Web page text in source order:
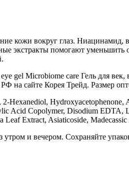
кожи вокруг глаз.
экстракты помогают
gel Microbiome care Гель для
на сайте Корея Трейд. Размер
Hexanediol,
Acid Copolymer, Disodium EDTA,
Extract, Asiaticoside,
и вечером. Сохраняйте